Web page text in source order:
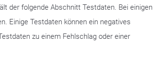
der folgende Abschnitt Testdaten. Bei einigen
Einige Testdaten können ein negatives
zu einem Fehlschlag oder einer